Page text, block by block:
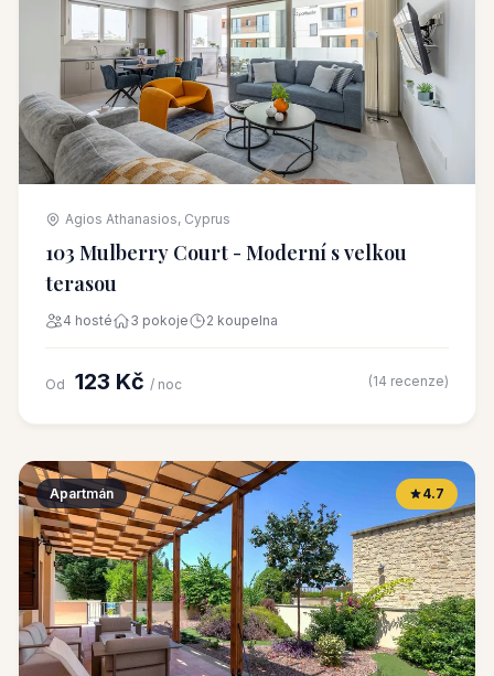
Agios Athanasios, Cyprus
103 Mulberry Court - Moderní s velkou
terasou
4 hosté 3 pokoje 2 koupelna
Od 123 Kč / noc (14 recenze)
Apartmán 4.7